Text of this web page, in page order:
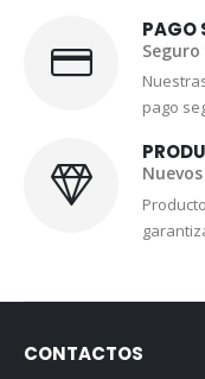
PAGO
pago
CONTACTOS